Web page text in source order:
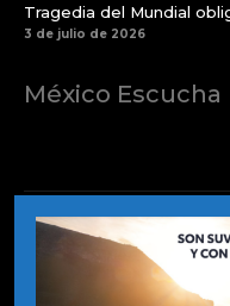
Tragedia del Mundial
3 de julio de 2026
México Escucha